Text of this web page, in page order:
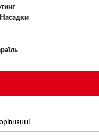
Насадки